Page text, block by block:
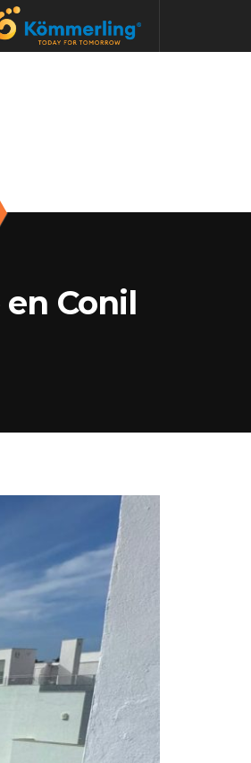
Conil